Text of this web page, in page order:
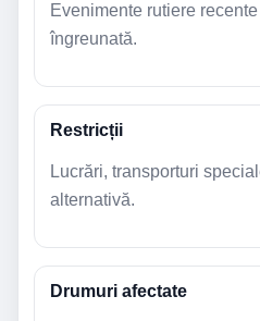
Evenimente rutiere
îngreunată.
Restricții
Lucrări, transporturi
alternativă.
Drumuri afectate